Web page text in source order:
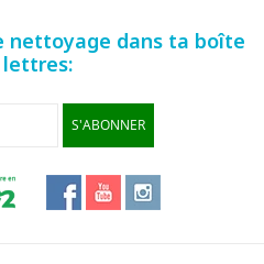
nettoyage dans ta boîte
lettres:
S'ABONNER